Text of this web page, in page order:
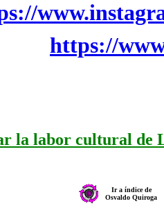
https://
la labor cultural de
Ir a índice de
Osvaldo Quiroga